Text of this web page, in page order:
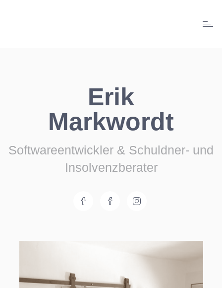
Erik
Markwordt
Softwareentwickler & Schuldner- und
Insolvenzberater